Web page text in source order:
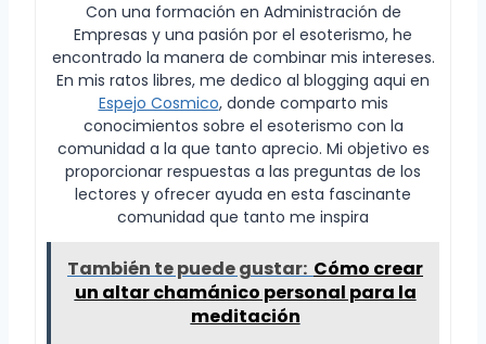
Con una formación en Administración de
Empresas y una pasión por el esoterismo, he
encontrado la manera de combinar mis intereses.
En mis ratos libres, me dedico al blogging aqui en
Espejo Cosmico, donde comparto mis
conocimientos sobre el esoterismo con la
comunidad a la que tanto aprecio. Mi objetivo es
proporcionar respuestas a las preguntas de los
lectores y ofrecer ayuda en esta fascinante
comunidad que tanto me inspira
También te puede gustar: Cómo crear
un altar chamánico personal para la
meditación